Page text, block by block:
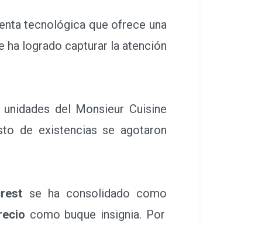
tecnológica que ofrece una
ha logrado capturar la atención
del Monsieur Cuisine
de existencias se agotaron
se ha consolidado como
como buque insignia. Por